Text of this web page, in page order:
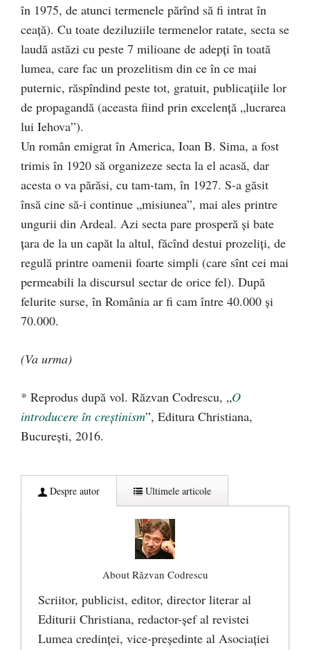
în 1975, de atunci termenele părînd să fi intrat în
ceaţă). Cu toate deziluziile termenelor ratate, secta se
laudă astăzi cu peste 7 milioane de adepţi în toată
lumea, care fac un prozelitism din ce în ce mai
puternic, răspîndind peste tot, gratuit, publicaţiile lor
de propagandă (aceasta fiind prin excelenţă „lucrarea
lui Iehova”).
Un român emigrat în America, Ioan B. Sima, a fost
trimis în 1920 să organizeze secta la el acasă, dar
acesta o va părăsi, cu tam-tam, în 1927. S-a găsit
însă cine să-i continue „misiunea”, mai ales printre
ungurii din Ardeal. Azi secta pare prosperă şi bate
ţara de la un capăt la altul, făcînd destui prozeliţi, de
regulă printre oamenii foarte simpli (care sînt cei mai
permeabili la discursul sectar de orice fel). După
felurite surse, în România ar fi cam între 40.000 şi
70.000.
(Va urma)
* Reprodus după vol. Răzvan Codrescu, „O
introducere în creștinism”, Editura Christiana,
București, 2016.
Despre autor Ultimele articole
About Răzvan Codrescu
Scriitor, publicist, editor, director literar al
Editurii Christiana, redactor-şef al revistei
Lumea credinţei, vice-preşedinte al Asociaţiei